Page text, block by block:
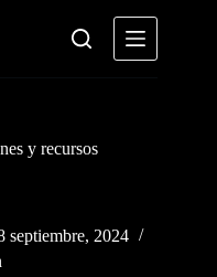
y recursos
septiembre, 2024